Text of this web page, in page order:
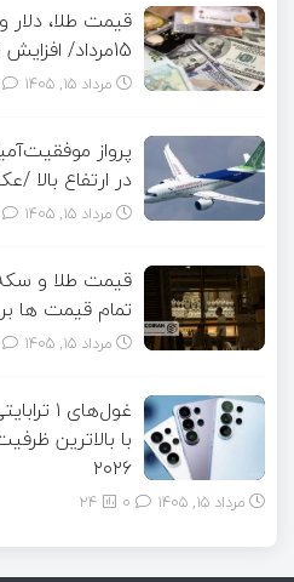
قیمت طلا،
15مرداد/ افزایش قیمت ها + جدول
مرداد ۱۵, ۱۴۰۵
پرواز
در ارتفاع بالا
مرداد ۱۵, ۱۴۰۵
تمام قیمت ها
مرداد ۱۵, ۱۴۰۵
با بالاترین
۲۰۲۶
مرداد ۱۵, ۱۴۰۵ 24